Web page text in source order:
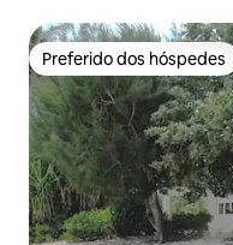
Preferido dos hóspedes
Preferido dos hóspedes